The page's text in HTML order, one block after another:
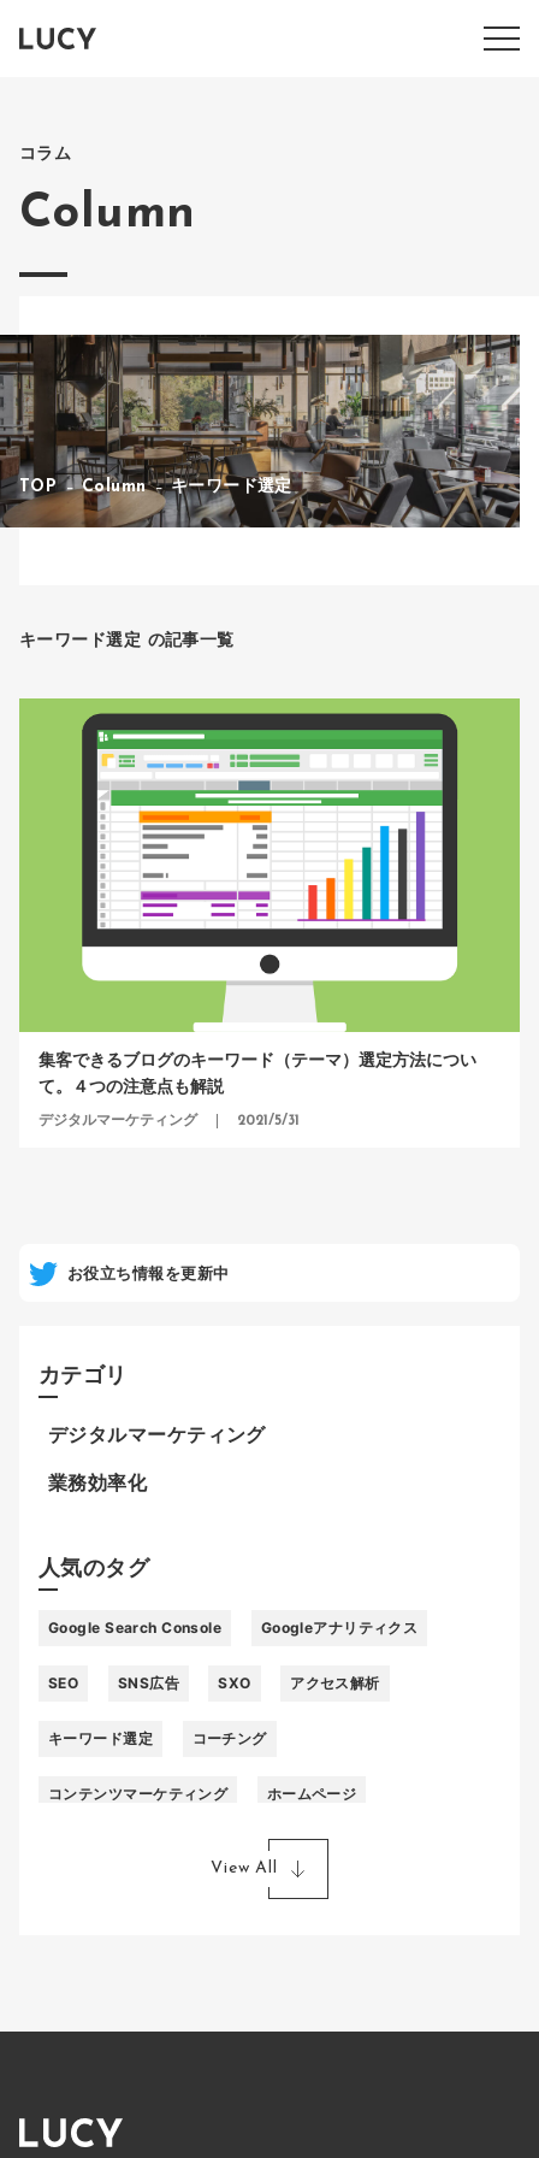
コラム
Column
TOP Column キーワード選定
キーワード選定 の記事一覧
集客できるブログのキーワード（テーマ）選定方法につい
て。４つの注意点も解説
デジタルマーケティング 2021/5/31
お役立ち情報を更新中
カテゴリ
デジタルマーケティング
業務効率化
人気のタグ
Google Search Console Googleアナリティクス
SEO SNS広告 SXO アクセス解析
キーワード選定 コーチング
コンテンツマーケティング ホームページ
リスティング広告
View All